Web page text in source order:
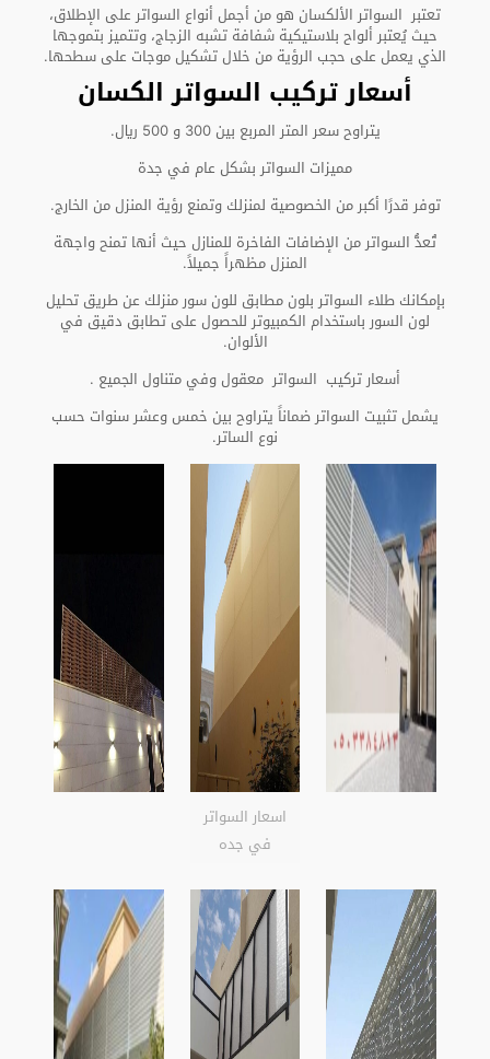
تعتبر السواتر الألكسان هو من أجمل أنواع السواتر على الإطلاق،
حيث يُعتبر ألواح بلاستيكية شفافة تشبه الزجاج، وتتميز بتموجها
الذي يعمل على حجب الرؤية من خلال تشكيل موجات على سطحها.
أسعار تركيب السواتر الكسان
يتراوح سعر المتر المربع بين 300 و 500 ريال.
مميزات السواتر بشكل عام في جدة
توفر قدرًا أكبر من الخصوصية لمنزلك وتمنع رؤية المنزل من الخارج.
تُعدُّ السواتر من الإضافات الفاخرة للمنازل حيث أنها تمنح واجهة
المنزل مظهراً جميلاً.
بإمكانك طلاء السواتر بلون مطابق للون سور منزلك عن طريق تحليل
لون السور باستخدام الكمبيوتر للحصول على تطابق دقيق في
الألوان.
أسعار تركيب السواتر معقول وفي متناول الجميع .
يشمل تثبيت السواتر ضماناً يتراوح بين خمس وعشر سنوات حسب
نوع الساتر.
اسعار السواتر
في جده